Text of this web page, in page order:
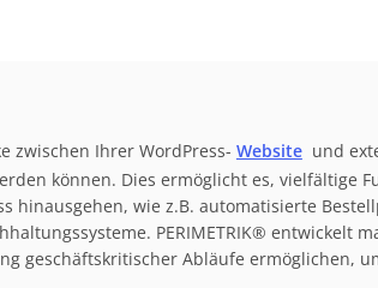
zwischen Ihrer WordPress- Website und
können. Dies ermöglicht es, vielfältige
hinausgehen, wie z.B. automatisierte
PERIMETRIK® entwickelt
geschäftskritischer Abläufe ermöglichen,